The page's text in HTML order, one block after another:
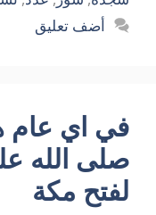
أضف تعليق
في اي
صلى الله
لفتح مكة